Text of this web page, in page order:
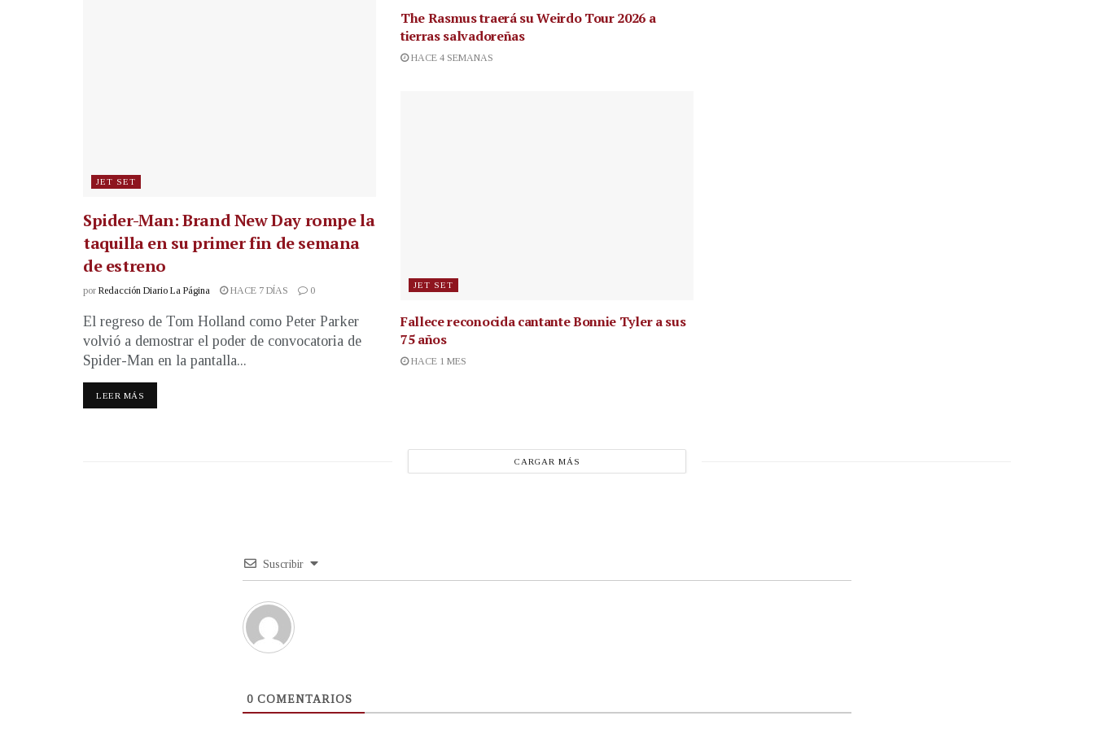
JET SET
Spider-Man: Brand New Day rompe la
taquilla en su primer fin de semana
de estreno
por Redacción Diario La Página HACE 7 DÍAS 0
El regreso de Tom Holland como Peter Parker
volvió a demostrar el poder de convocatoria de
Spider-Man en la pantalla...
LEER MÁS
The Rasmus traerá su Weirdo Tour 2026 a
tierras salvadoreñas
HACE 4 SEMANAS
JET SET
Fallece reconocida cantanteBonnie Tyler a sus
75 años
HACE 1 MES
CARGAR MÁS
Suscribir
0 COMENTARIOS